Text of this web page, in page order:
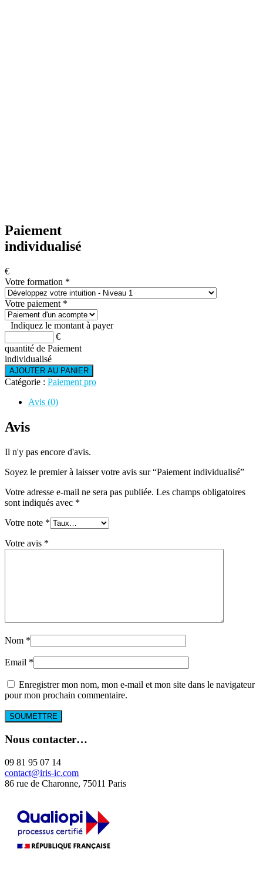
Paiement
individualisé
€
Votre formation *
Votre paiement *
Indiquez le montant à payer
€
quantité de Paiement
individualisé
AJOUTER AU PANIER
Catégorie : Paiement pro
Avis (0)
Avis
Il n'y pas encore d'avis.
Soyez le premier à laisser votre avis sur “Paiement individualisé”
Votre adresse e-mail ne sera pas publiée. Les champs obligatoires
sont indiqués avec *
Votre note *
Votre avis *
Nom *
Email *
Enregistrer mon nom, mon e-mail et mon site dans le navigateur
pour mon prochain commentaire.
Nous contacter…
09 81 95 07 14
contact@iris-ic.com
86 rue de Charonne, 75011 Paris